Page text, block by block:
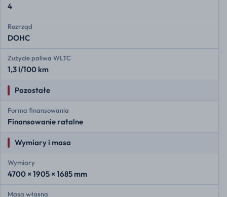
4
Rozrząd
DOHC
Zużycie paliwa WLTC
1,3 l/100 km
Pozostałe
Forma finansowania
Finansowanie ratalne
Wymiary i masa
Wymiary
4700 × 1905 × 1685 mm
Masa własna